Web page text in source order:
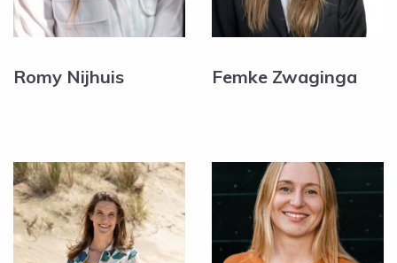
Romy Nijhuis Femke Zwaginga